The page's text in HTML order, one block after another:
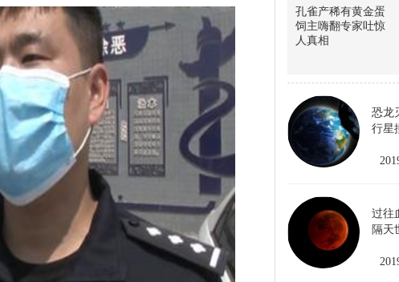
孔雀产稀有黄金蛋
饲主嗨翻专家吐惊
人真相
恐龙
行星
过往
隔天